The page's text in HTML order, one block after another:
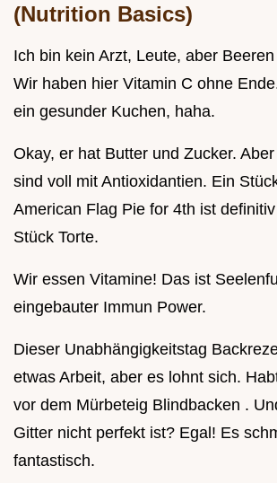
(Nutrition Basics)
Ich bin kein Arzt, Leute, aber
Wir haben hier Vitamin C ohne
ein gesunder Kuchen, haha.
Okay, er hat Butter und Zucker.
sind voll mit Antioxidantien. Ein
American Flag Pie for 4th ist
Stück Torte.
Wir essen Vitamine! Das ist
eingebauter Immun Power.
Dieser Unabhängigkeitstag
etwas Arbeit, aber es lohnt sich.
vor dem Mürbeteig Blindbacken .
Gitter nicht perfekt ist? Egal! Es
fantastisch.